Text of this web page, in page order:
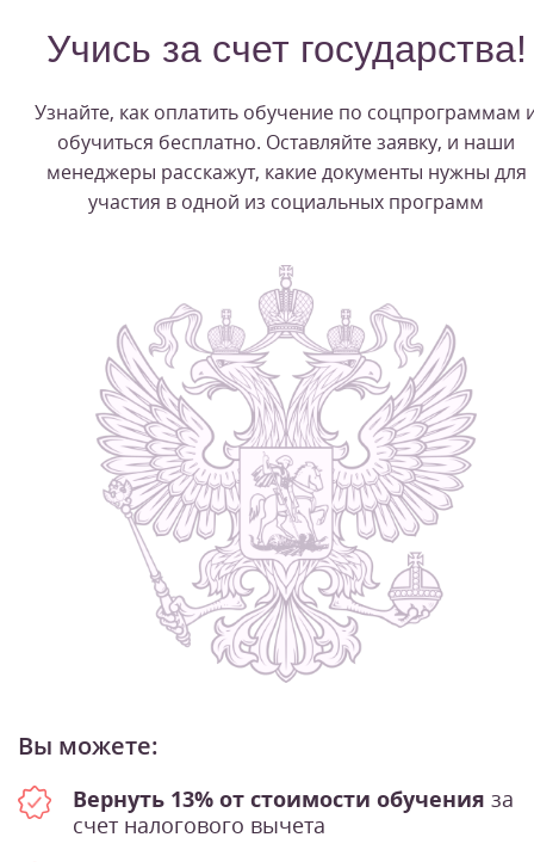
Учись за счет государства!
Узнайте, как оплатить обучение по соцпрограммам
обучиться бесплатно. Оставляйте заявку, и наши
менеджеры расскажут, какие документы нужны для
участия в одной из социальных программ
Вы можете:
Вернуть 13% от стоимости обучения за
счет налогового вычета